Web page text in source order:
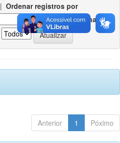
| Ordenar registros por
Ordenar
Anterior 1 Póximo